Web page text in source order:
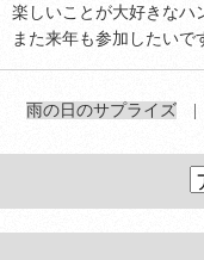
楽しいことが大好きなハ
また来年も参加したいで
雨の日のサプライズ |